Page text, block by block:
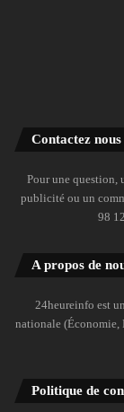
Contactez nous
Pour une question,
publicité ou un
98
A propos de
24heureinfo est
nationale (Économie,
Politique de